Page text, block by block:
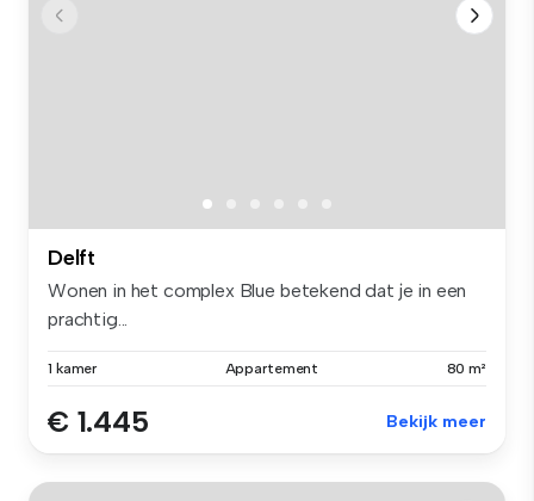
Delft
Wonen in het complex Blue betekend dat je in een
prachtig...
1 kamer Appartement 80 m²
€ 1.445 Bekijk meer